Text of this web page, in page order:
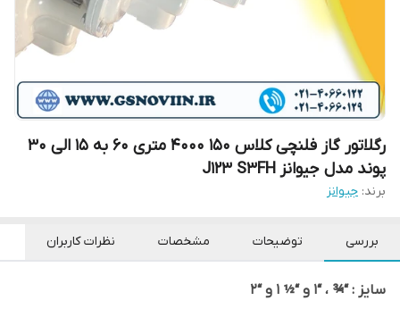
رگلاتور گاز فلنچی کلاس 150 4000 متری 60 به 15 الی 30
پوند مدل جیوانز J123 S3FH
برند: جیوانز
بررسی توضیحات مشخصات نظرات کاربران
سایز : “¾ ، “1 و “½ 1 و “2